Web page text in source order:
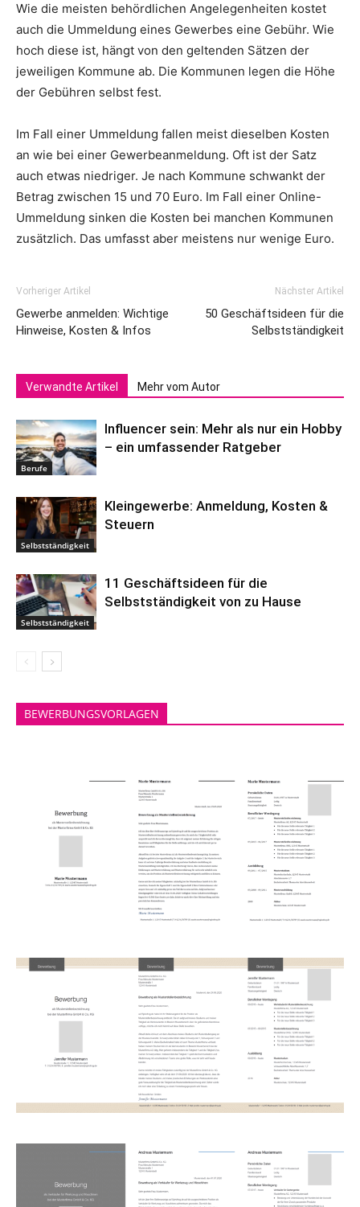
Wie die meisten behördlichen Angelegenheiten kostet
auch die Ummeldung eines Gewerbes eine Gebühr. Wie
hoch diese ist, hängt von den geltenden Sätzen der
jeweiligen Kommune ab. Die Kommunen legen die Höhe
der Gebühren selbst fest.
Im Fall einer Ummeldung fallen meist dieselben Kosten
an wie bei einer Gewerbeanmeldung. Oft ist der Satz
auch etwas niedriger. Je nach Kommune schwankt der
Betrag zwischen 15 und 70 Euro. Im Fall einer Online-
Ummeldung sinken die Kosten bei manchen Kommunen
zusätzlich. Das umfasst aber meistens nur wenige Euro.
Vorheriger Artikel
Gewerbe anmelden: Wichtige
Hinweise, Kosten & Infos
Nächster Artikel
50 Geschäftsideen für die
Selbstständigkeit
Verwandte Artikel Mehr vom Autor
Berufe
Influencer sein: Mehr als nur ein Hobby
– ein umfassender Ratgeber
Selbstständigkeit
Kleingewerbe: Anmeldung, Kosten &
Steuern
Selbstständigkeit
11 Geschäftsideen für die
Selbstständigkeit von zu Hause
BEWERBUNGSVORLAGEN